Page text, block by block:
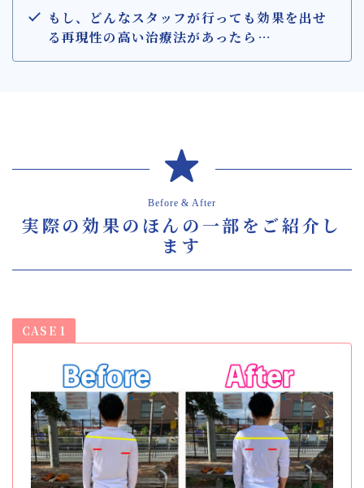
もし、どんなスタッフが行っても効果を出せ
る再現性の高い治療法があったら …
Before & After
実際の効果のほんの一部をご紹介し
ます
CASE 1